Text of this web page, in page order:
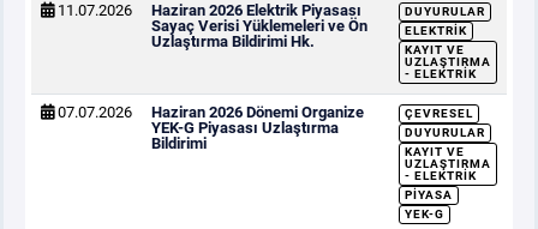
11.07.2026
Haziran 2026 Elektrik Piyasası
Sayaç Verisi Yüklemeleri ve Ön
Uzlaştırma Bildirimi Hk.
DUYURULAR
ELEKTRIK
KAYIT VE
UZLAŞTIRMA
- ELEKTRIK
07.07.2026
Haziran 2026 Dönemi Organize
YEK-G Piyasası Uzlaştırma
Bildirimi
ÇEVRESEL
DUYURULAR
KAYIT VE
UZLAŞTIRMA
- ELEKTRIK
PIYASA
YEK-G